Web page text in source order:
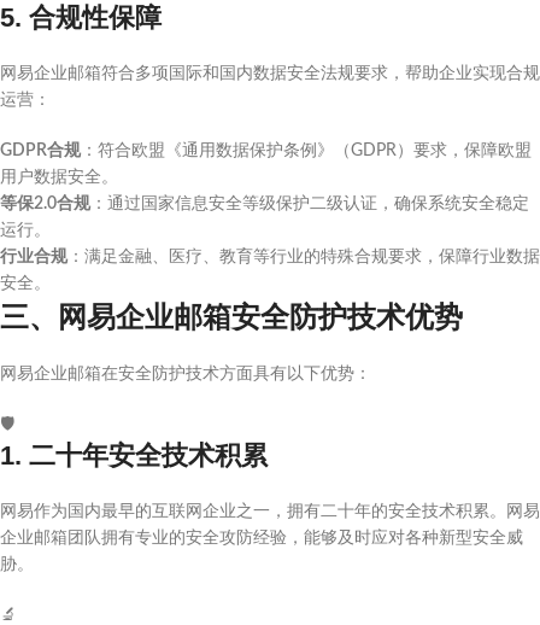
5. 合规性保障
网易企业邮箱符合多项国际和国内数据安全法规要求，帮助企业实现合规
运营：
GDPR合规：符合欧盟《通用数据保护条例》（GDPR）要求，保障欧盟
用户数据安全。
等保2.0合规：通过国家信息安全等级保护二级认证，确保系统安全稳定
运行。
行业合规：满足金融、医疗、教育等行业的特殊合规要求，保障行业数据
安全。
三、网易企业邮箱安全防护技术优势
网易企业邮箱在安全防护技术方面具有以下优势：
🛡️
1. 二十年安全技术积累
网易作为国内最早的互联网企业之一，拥有二十年的安全技术积累。网易
企业邮箱团队拥有专业的安全攻防经验，能够及时应对各种新型安全威
胁。
🔬